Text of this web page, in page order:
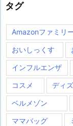
タグ
Amazonファミリ
おいしっくす
インフルエンザ
コスメ ディ
ベルメゾン
ママバッグ